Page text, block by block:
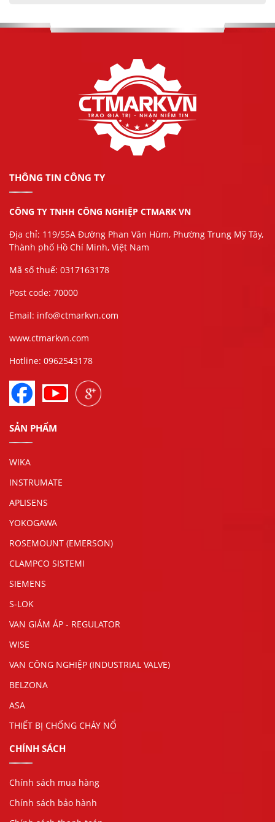
THÔNG TIN CÔNG TY
CÔNG TY TNHH CÔNG NGHIỆP CTMARK VN
Địa chỉ: 119/55A Đường Phan Văn Hùm, Phường Trung Mỹ Tây,
Thành phố Hồ Chí Minh, Việt Nam
Mã số thuế: 0317163178
Post code: 70000
Email: info@ctmarkvn.com
www.ctmarkvn.com
Hotline: 0962543178
SẢN PHẨM
WIKA
INSTRUMATE
APLISENS
YOKOGAWA
ROSEMOUNT (EMERSON)
CLAMPCO SISTEMI
SIEMENS
S-LOK
VAN GIẢM ÁP - REGULATOR
WISE
VAN CÔNG NGHIỆP (INDUSTRIAL VALVE)
BELZONA
ASA
THIẾT BỊ CHỐNG CHÁY NỔ
CHÍNH SÁCH
Chính sách mua hàng
Chính sách bảo hành